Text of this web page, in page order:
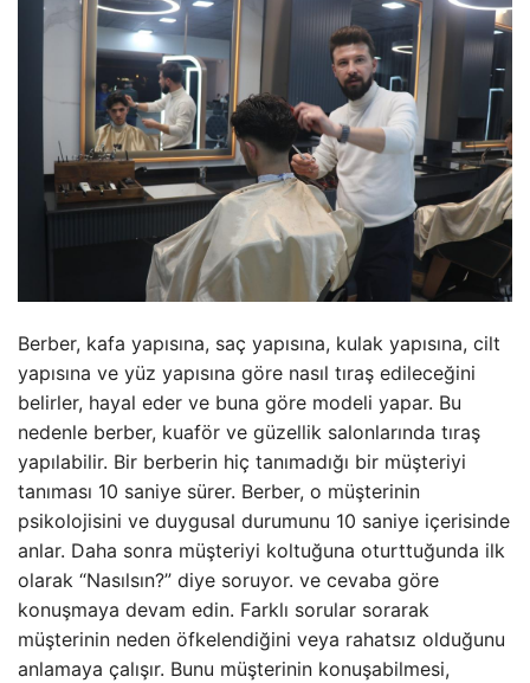
Berber, kafa yapısına, saç yapısına, kulak yapısına, cilt
yapısına ve yüz yapısına göre nasıl tıraş edileceğini
belirler, hayal eder ve buna göre modeli yapar. Bu
nedenle berber, kuaför ve güzellik salonlarında tıraş
yapılabilir. Bir berberin hiç tanımadığı bir müşteriyi
tanıması 10 saniye sürer. Berber, o müşterinin
psikolojisini ve duygusal durumunu 10 saniye içerisinde
anlar. Daha sonra müşteriyi koltuğuna oturttuğunda ilk
olarak “Nasılsın?” diye soruyor. ve cevaba göre
konuşmaya devam edin. Farklı sorular sorarak
müşterinin neden öfkelendiğini veya rahatsız olduğunu
anlamaya çalışır. Bunu müşterinin konuşabilmesi,